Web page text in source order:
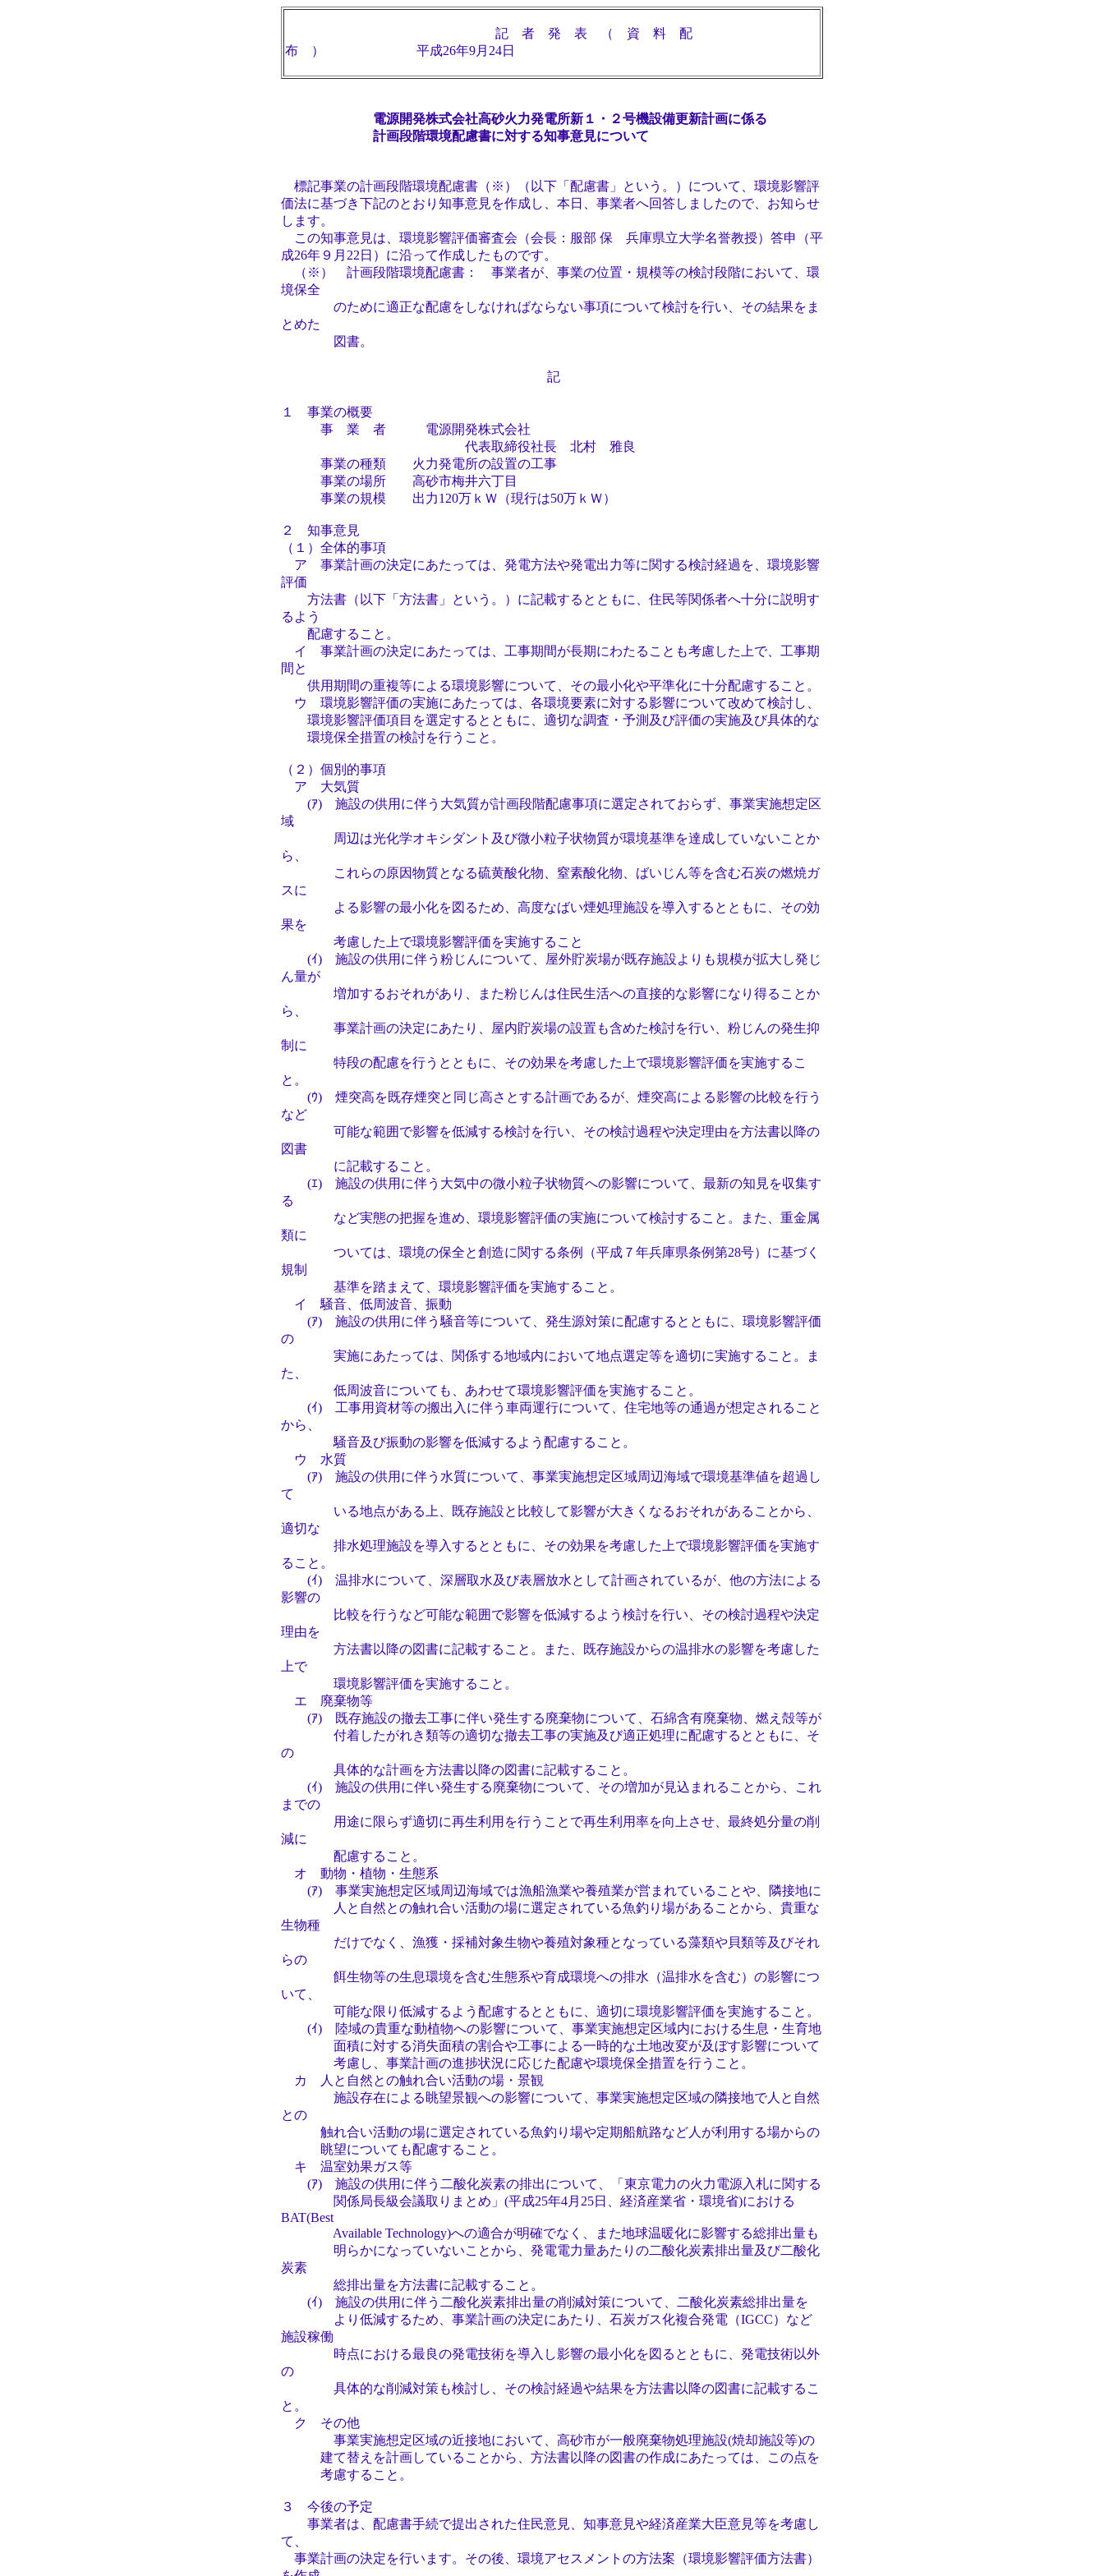
記 者 発 表 （ 資 料 配
布 ）
平成26年9月24日
電源開発株式会社高砂火力発電所新１・２号機設備更新計画に係る
計画段階環境配慮書に対する知事意見について
標記事業の計画段階環境配慮書（※）（以下「配慮書」という。）について、環境影響評
価法に基づき下記のとおり知事意見を作成し、本日、事業者へ回答しましたので、お知らせ
します。
この知事意見は、環境影響評価審査会（会長：服部 保 兵庫県立大学名誉教授）答申（平
成26年９月22日）に沿って作成したものです。
（※） 計画段階環境配慮書： 事業者が、事業の位置・規模等の検討段階において、環
境保全
のために適正な配慮をしなければならない事項について検討を行い、その結果をま
とめた
図書。
記
１ 事業の概要
事 業 者 電源開発株式会社
代表取締役社長 北村 雅良
事業の種類 火力発電所の設置の工事
事業の場所 高砂市梅井六丁目
事業の規模 出力120万ｋＷ（現行は50万ｋＷ）
２ 知事意見
（１）全体的事項
ア 事業計画の決定にあたっては、発電方法や発電出力等に関する検討経過を、環境影響
評価
方法書（以下「方法書」という。）に記載するとともに、住民等関係者へ十分に説明す
るよう
配慮すること。
イ 事業計画の決定にあたっては、工事期間が長期にわたることも考慮した上で、工事期
間と
供用期間の重複等による環境影響について、その最小化や平準化に十分配慮すること。
ウ 環境影響評価の実施にあたっては、各環境要素に対する影響について改めて検討し、
環境影響評価項目を選定するとともに、適切な調査・予測及び評価の実施及び具体的な
環境保全措置の検討を行うこと。
（２）個別的事項
ア 大気質
(ｱ) 施設の供用に伴う大気質が計画段階配慮事項に選定されておらず、事業実施想定区
域
周辺は光化学オキシダント及び微小粒子状物質が環境基準を達成していないことか
ら、
これらの原因物質となる硫黄酸化物、窒素酸化物、ばいじん等を含む石炭の燃焼ガ
スに
よる影響の最小化を図るため、高度なばい煙処理施設を導入するとともに、その効
果を
考慮した上で環境影響評価を実施すること
(ｲ) 施設の供用に伴う粉じんについて、屋外貯炭場が既存施設よりも規模が拡大し発じ
ん量が
増加するおそれがあり、また粉じんは住民生活への直接的な影響になり得ることか
ら、
事業計画の決定にあたり、屋内貯炭場の設置も含めた検討を行い、粉じんの発生抑
制に
特段の配慮を行うとともに、その効果を考慮した上で環境影響評価を実施するこ
と。
(ｳ) 煙突高を既存煙突と同じ高さとする計画であるが、煙突高による影響の比較を行う
など
可能な範囲で影響を低減する検討を行い、その検討過程や決定理由を方法書以降の
図書
に記載すること。
(ｴ) 施設の供用に伴う大気中の微小粒子状物質への影響について、最新の知見を収集す
る
など実態の把握を進め、環境影響評価の実施について検討すること。また、重金属
類に
ついては、環境の保全と創造に関する条例（平成７年兵庫県条例第28号）に基づく
規制
基準を踏まえて、環境影響評価を実施すること。
イ 騒音、低周波音、振動
(ｱ) 施設の供用に伴う騒音等について、発生源対策に配慮するとともに、環境影響評価
の
実施にあたっては、関係する地域内において地点選定等を適切に実施すること。ま
た、
低周波音についても、あわせて環境影響評価を実施すること。
(ｲ) 工事用資材等の搬出入に伴う車両運行について、住宅地等の通過が想定されること
から、
騒音及び振動の影響を低減するよう配慮すること。
ウ 水質
(ｱ) 施設の供用に伴う水質について、事業実施想定区域周辺海域で環境基準値を超過し
て
いる地点がある上、既存施設と比較して影響が大きくなるおそれがあることから、
適切な
排水処理施設を導入するとともに、その効果を考慮した上で環境影響評価を実施す
ること。
(ｲ) 温排水について、深層取水及び表層放水として計画されているが、他の方法による
影響の
比較を行うなど可能な範囲で影響を低減するよう検討を行い、その検討過程や決定
理由を
方法書以降の図書に記載すること。また、既存施設からの温排水の影響を考慮した
上で
環境影響評価を実施すること。
エ 廃棄物等
(ｱ) 既存施設の撤去工事に伴い発生する廃棄物について、石綿含有廃棄物、燃え殻等が
付着したがれき類等の適切な撤去工事の実施及び適正処理に配慮するとともに、そ
の
具体的な計画を方法書以降の図書に記載すること。
(ｲ) 施設の供用に伴い発生する廃棄物について、その増加が見込まれることから、これ
までの
用途に限らず適切に再生利用を行うことで再生利用率を向上させ、最終処分量の削
減に
配慮すること。
オ 動物・植物・生態系
(ｱ) 事業実施想定区域周辺海域では漁船漁業や養殖業が営まれていることや、隣接地に
人と自然との触れ合い活動の場に選定されている魚釣り場があることから、貴重な
生物種
だけでなく、漁獲・採補対象生物や養殖対象種となっている藻類や貝類等及びそれ
らの
餌生物等の生息環境を含む生態系や育成環境への排水（温排水を含む）の影響につ
いて、
可能な限り低減するよう配慮するとともに、適切に環境影響評価を実施すること。
(ｲ) 陸域の貴重な動植物への影響について、事業実施想定区域内における生息・生育地
面積に対する消失面積の割合や工事による一時的な土地改変が及ぼす影響について
考慮し、事業計画の進捗状況に応じた配慮や環境保全措置を行うこと。
カ 人と自然との触れ合い活動の場・景観
施設存在による眺望景観への影響について、事業実施想定区域の隣接地で人と自然
との
触れ合い活動の場に選定されている魚釣り場や定期船航路など人が利用する場からの
眺望についても配慮すること。
キ 温室効果ガス等
(ｱ) 施設の供用に伴う二酸化炭素の排出について、「東京電力の火力電源入札に関する
関係局長級会議取りまとめ」(平成25年4月25日、経済産業省・環境省)における
BAT(Best
Available Technology)への適合が明確でなく、また地球温暖化に影響する総排出量も
明らかになっていないことから、発電電力量あたりの二酸化炭素排出量及び二酸化
炭素
総排出量を方法書に記載すること。
(ｲ) 施設の供用に伴う二酸化炭素排出量の削減対策について、二酸化炭素総排出量を
より低減するため、事業計画の決定にあたり、石炭ガス化複合発電（IGCC）など
施設稼働
時点における最良の発電技術を導入し影響の最小化を図るとともに、発電技術以外
の
具体的な削減対策も検討し、その検討経過や結果を方法書以降の図書に記載するこ
と。
ク その他
事業実施想定区域の近接地において、高砂市が一般廃棄物処理施設(焼却施設等)の
建て替えを計画していることから、方法書以降の図書の作成にあたっては、この点を
考慮すること。
３ 今後の予定
事業者は、配慮書手続で提出された住民意見、知事意見や経済産業大臣意見等を考慮し
て、
事業計画の決定を行います。その後、環境アセスメントの方法案（環境影響評価方法書）